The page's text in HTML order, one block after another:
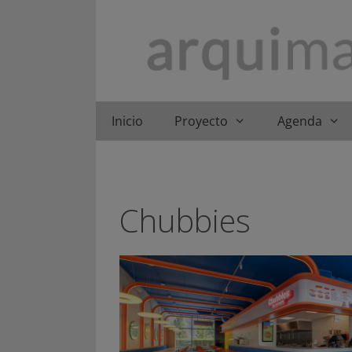
Inicio Proyecto Agenda
Chubbies